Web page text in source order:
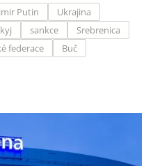
Putin
Ukrajina
sankce
Srebrenica
federace Buč